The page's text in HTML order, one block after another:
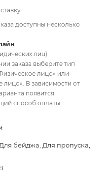
доступны несколько
лиц)
заказа выберите тип
лицо» или
лицо». В зависимости от
появится
способ оплаты.
Для бейджа, Для пропуска,